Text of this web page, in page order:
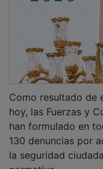
Como resultado de
hoy, las Fuerzas y
han formulado en
130 denuncias por
la seguridad